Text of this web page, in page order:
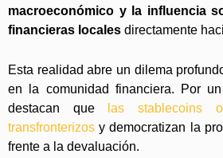
macroeconómico y la influencia
financieras locales directamente
Esta realidad abre un dilema
en la comunidad financiera. Por
destacan que
las stablecoins
transfronterizos y democratizan la
frente a la devaluación.